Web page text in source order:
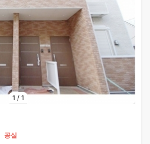
1 / 1
공실